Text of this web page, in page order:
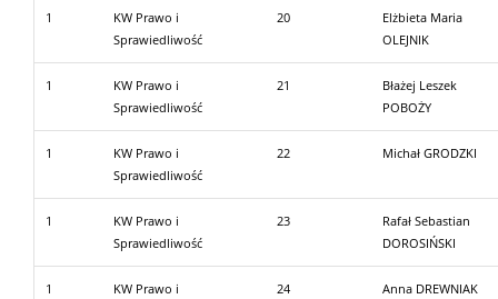
1
KW Prawo i
Sprawiedliwość
20
Elżbieta Maria
OLEJNIK
1
KW Prawo i
Sprawiedliwość
21
Błażej Leszek
POBOŻY
1
KW Prawo i
Sprawiedliwość
22 Michał GRODZKI
1
KW Prawo i
Sprawiedliwość
23
Rafał Sebastian
DOROSIŃSKI
1
KW Prawo i
24 Anna DREWNIAK